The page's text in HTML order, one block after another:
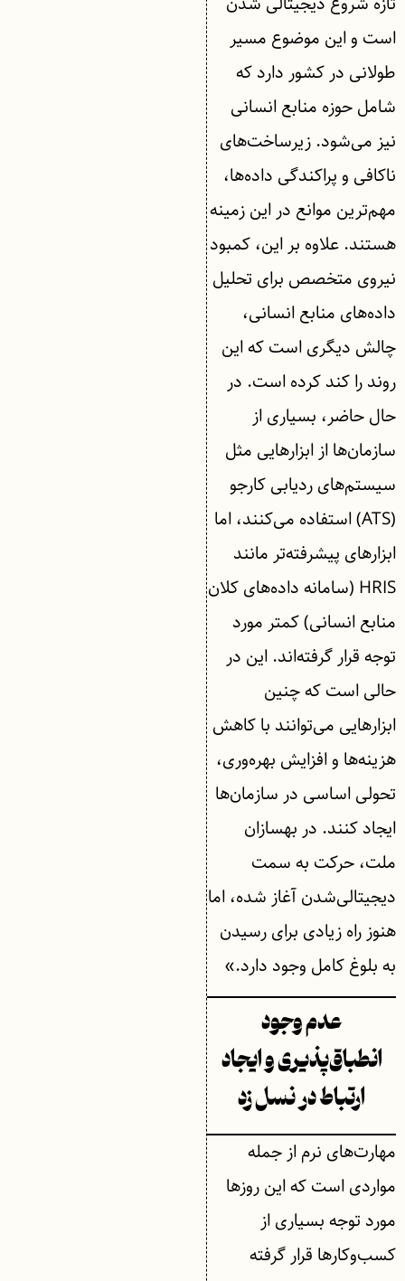
است و این موضوع مسیر
طولانی در کشور دارد که
شامل حوزه منابع انسانی
نیز می‌شود. زیرساخت‌های
ناکافی و پراکندگی داده‌ها،
مهم‌ترین موانع در این زمینه
هستند. علاوه بر این، کمبود
نیروی متخصص برای تحلیل
داده‌های منابع انسانی،
چالش دیگری است که این
روند را کند کرده است. در
حال حاضر، بسیاری از
سازمان‌ها از ابزارهایی مثل
سیستم‌های ردیابی کارجو
(ATS) استفاده می‌کنند، اما
ابزارهای پیشرفته‌تر مانند
HRIS (سامانه داده‌های کلان
منابع انسانی) کمتر مورد
توجه قرار گرفته‌اند. این در
حالی است که چنین
ابزارهایی می‌توانند با کاهش
هزینه‌ها و افزایش بهره‌وری،
تحولی اساسی در سازمان‌ها
ایجاد کنند. در بهسازان
ملت، حرکت به سمت
دیجیتالی‌شدن آغاز شده، اما
هنوز راه زیادی برای رسیدن
به بلوغ کامل وجود دارد.»
عدم وجود
انطباق‌پذیری و ایجاد
ارتباط در نسل زد
مهارت‌های نرم از جمله
مواردی است که این روزها
مورد توجه بسیاری از
کسب‌وکارها قرار گرفته